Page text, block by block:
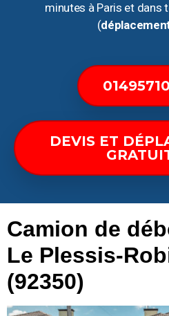
minutes à Paris et dans
(
DEVIS ET
Camion de
Le Plessis-
(92350)